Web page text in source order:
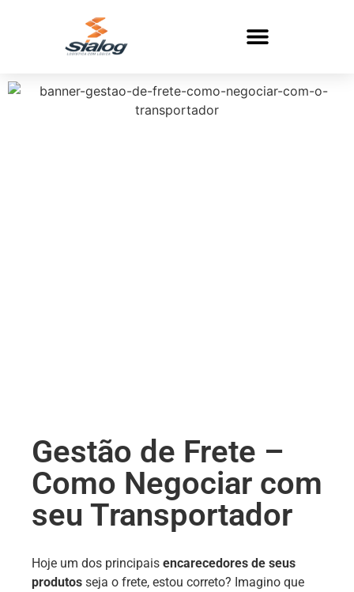
Gestão de Frete –
Como Negociar com
seu Transportador
Hoje um dos principais encarecedores de seus
produtos seja o frete, estou correto? Imagino que